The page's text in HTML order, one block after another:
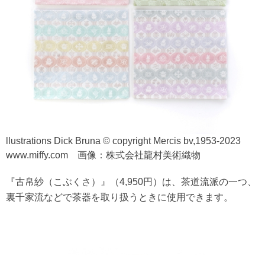
llustrations Dick Bruna © copyright Mercis bv,1953-2023
www.miffy.com 画像：株式会社龍村美術織物
『古帛紗（こぶくさ）』（4,950円）は、茶道流派の一つ、
裏千家流などで茶器を取り扱うときに使用できます。